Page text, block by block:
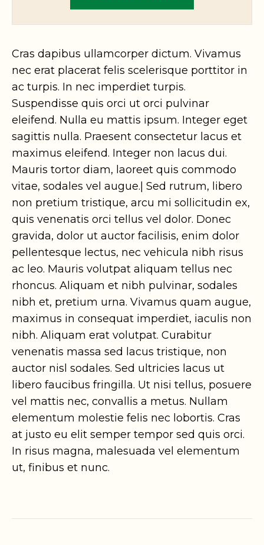
Cras dapibus ullamcorper dictum. Vivamus
nec erat placerat felis scelerisque porttitor in
ac turpis. In nec imperdiet turpis.
Suspendisse quis orci ut orci pulvinar
eleifend. Nulla eu mattis ipsum. Integer eget
sagittis nulla. Praesent consectetur lacus et
maximus eleifend. Integer non lacus dui.
Mauris tortor diam, laoreet quis commodo
vitae, sodales vel augue.| Sed rutrum, libero
non pretium tristique, arcu mi sollicitudin ex,
quis venenatis orci tellus vel dolor. Donec
gravida, dolor ut auctor facilisis, enim dolor
pellentesque lectus, nec vehicula nibh risus
ac leo. Mauris volutpat aliquam tellus nec
rhoncus. Aliquam et nibh pulvinar, sodales
nibh et, pretium urna. Vivamus quam augue,
maximus in consequat imperdiet, iaculis non
nibh. Aliquam erat volutpat. Curabitur
venenatis massa sed lacus tristique, non
auctor nisl sodales. Sed ultricies lacus ut
libero faucibus fringilla. Ut nisi tellus, posuere
vel mattis nec, convallis a metus. Nullam
elementum molestie felis nec lobortis. Cras
at justo eu elit semper tempor sed quis orci.
In risus magna, malesuada vel elementum
ut, finibus et nunc.